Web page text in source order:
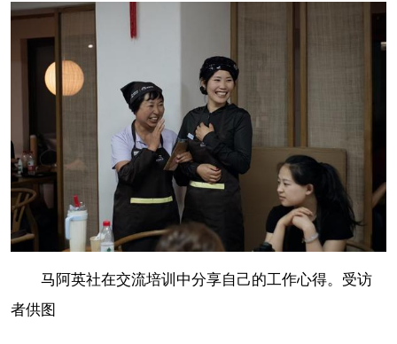
马阿英社在交流培训中分享自己的工作心得。受访
者供图